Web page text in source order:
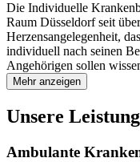
Die Individuelle
Raum Düsseldorf seit
Herzensangelegenheit,
individuell nach seinen
Angehörigen sollen
Mehr anzeigen
Unsere
Ambulante